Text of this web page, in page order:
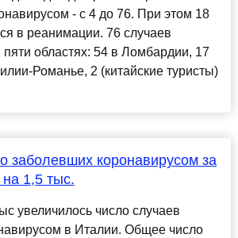
- с 4 до 76. При этом 18
в реанимации. 76 случаев
областях: 54 в Ломбардии, 17
Романье, 2 (китайские туристы)
заболевших коронавирусом за
1,5 тыс.
увеличилось число случаев
в Италии. Общее число